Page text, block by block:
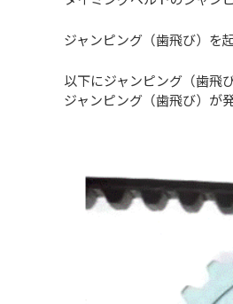
ジャンピング（歯飛び）を
以下にジャンピング（歯飛
ジャンピング（歯飛び）が